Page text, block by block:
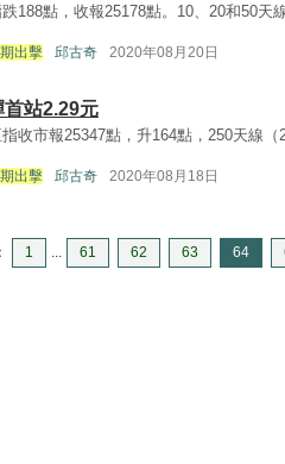
188點，收報25178點。10、20和50天
出擊 邱古奇 2020年08月20日
首站2.29元
收市報25347點，升164點，250天線
出擊 邱古奇 2020年08月18日
1 ... 61 62 63 64